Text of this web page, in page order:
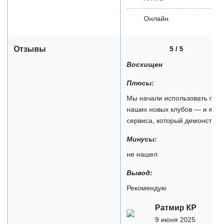
Онлайн
Отзывы
5 / 5
Восхищен
Плюсы:
Мы начали использовать
наших новых клубов — и я
сервиса, который
Минусы:
не нашел
Вывод:
Рекомендую
Ратмир КР
9 июня 2025